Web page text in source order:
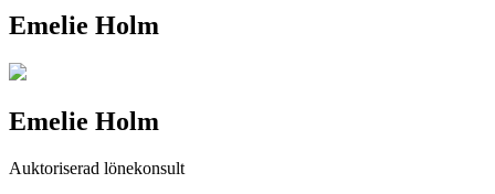
Emelie Holm
Emelie Holm
Auktoriserad lönekonsult